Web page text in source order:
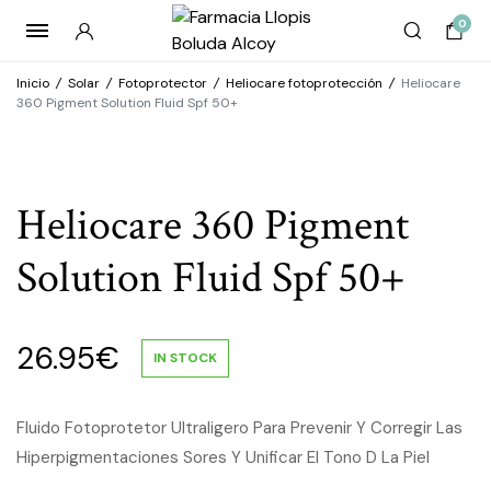
0
Inicio / Solar / Fotoprotector / Heliocare fotoprotección / Heliocare
360 Pigment Solution Fluid Spf 50+
Heliocare 360 Pigment
Solution Fluid Spf 50+
26.95€ IN STOCK
Fluido Fotoprotetor Ultraligero Para Prevenir Y Corregir Las
Hiperpigmentaciones Sores Y Unificar El Tono D La Piel